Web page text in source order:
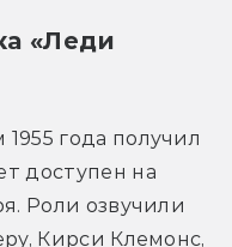
«Леди
года получил
доступен на
Роли озвучили
Кирси Клемонс,